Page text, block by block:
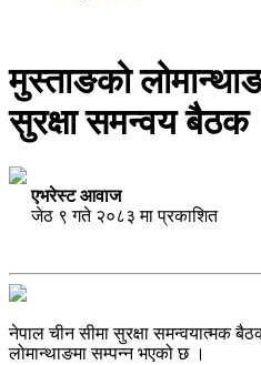
मुस्ताङको
सुरक्षा समन्वय बैठक
एभरेस्ट आवाज
जेठ ९ गते २०८३ मा प्रकाशित
नेपाल चीन सीमा सुरक्षा समन्वयात्मक
लोमान्थाङमा सम्पन्न भएको छ ।